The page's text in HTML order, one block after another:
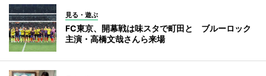
見る・遊ぶ
FC東京、開幕戦は味スタで町田と ブルーロック
主演・高橋文哉さんら来場